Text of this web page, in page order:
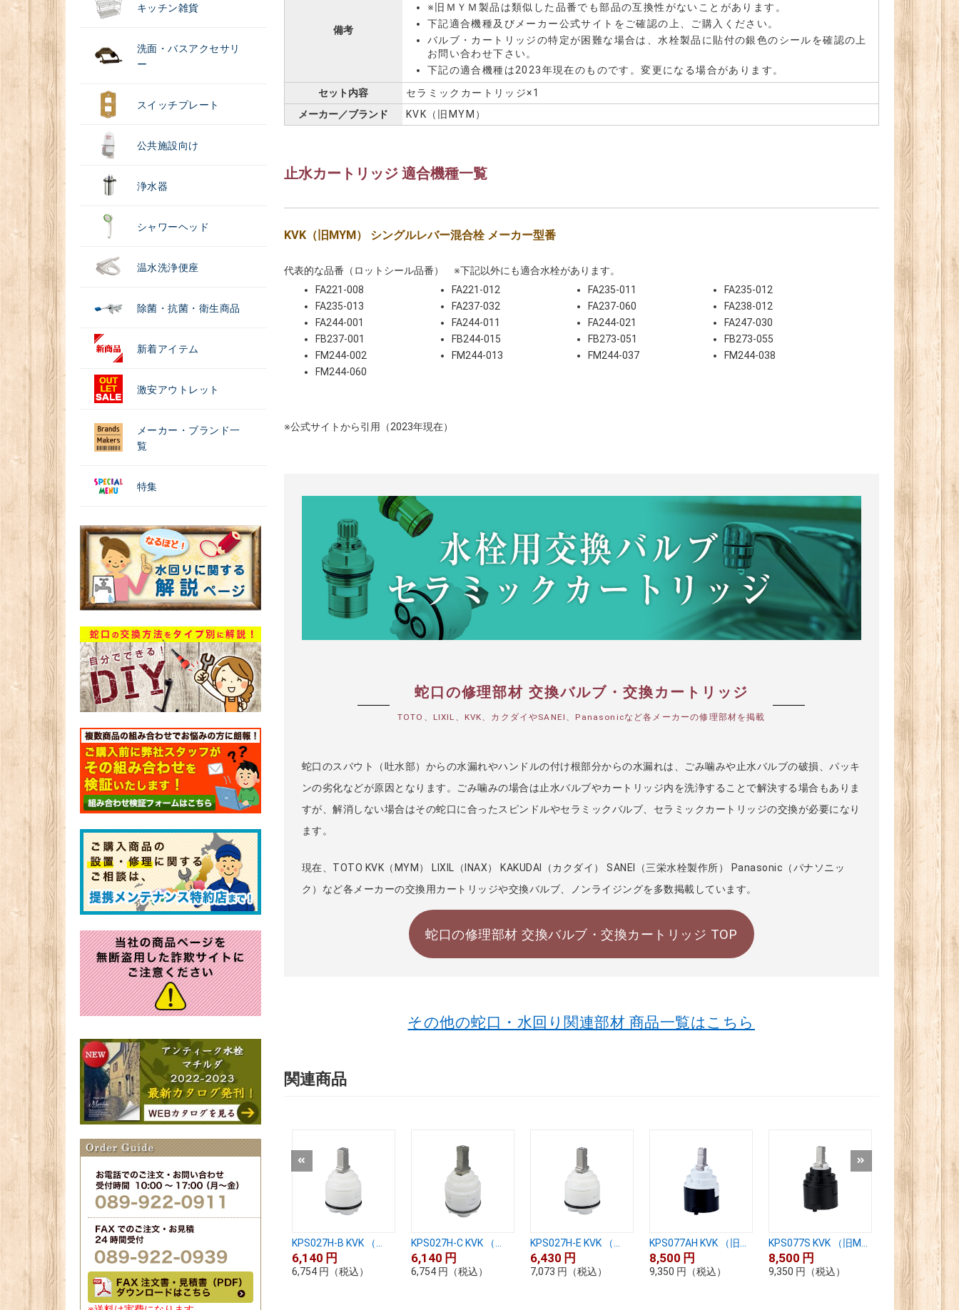
キッチン雑貨
洗面・バスアクセサリ
ー
スイッチプレート
公共施設向け
浄水器
シャワーヘッド
温水洗浄便座
除菌・抗菌・衛生商品
新着アイテム
激安アウトレット
メーカー・ブランド一
覧
特集
備考
※旧ＭＹＭ製品は類似した品番でも部品の互換性がないことがあります。
下記適合機種及びメーカー公式サイトをご確認の上、ご購入ください。
バルブ・カートリッジの特定が困難な場合は、水栓製品に貼付の銀色のシールを確認の上
お問い合わせ下さい。
下記の適合機種は2023年現在のものです。変更になる場合があります。
セット内容
セラミックカートリッジ×1
メーカー／ブランド
KVK（旧MYM）
止水カートリッジ 適合機種一覧
KVK（旧MYM） シングルレバー混合栓 メーカー型番
代表的な品番（ロットシール品番） ※下記以外にも適合水栓があります。
FA221-008
FA221-012 FA235-011
FA235-012
FA235-013
FA237-032 FA237-060
FA238-012
FA244-001
FA244-011 FA244-021
FA247-030
FB237-001
FB244-015 FB273-051
FB273-055
FM244-002
FM244-013 FM244-037
FM244-038
FM244-060
※公式サイトから引用（2023年現在）
蛇口の修理部材 交換バルブ・交換カートリッジ
TOTO、LIXIL、KVK、カクダイやSANEI、Panasonicなど各メーカーの修理部材を掲載
蛇口のスパウト（吐水部）からの水漏れやハンドルの付け根部分からの水漏れは、ごみ噛みや止水バルブの破損、パッキ
ンの劣化などが原因となります。ごみ噛みの場合は止水バルブやカートリッジ内を洗浄することで解決する場合もありま
すが、解消しない場合はその蛇口に合ったスピンドルやセラミックバルブ、セラミックカートリッジの交換が必要になり
ます。
現在、TOTO KVK（MYM） LIXIL（INAX） KAKUDAI（カクダイ） SANEI（三栄水栓製作所） Panasonic（パナソニッ
ク）など各メーカーの交換用カートリッジや交換バルブ、ノンライジングを多数掲載しています。
蛇口の修理部材 交換バルブ・交換カートリッジ TOP
その他の蛇口・水回り関連部材 商品一覧はこちら
関連商品
KPS027H-B KVK （...
6,140 円
6,754 円 （税込）
KPS027H-C KVK （...
6,140 円
6,754 円 （税込）
KPS027H-E KVK （...
6,430 円
7,073 円 （税込）
KPS077AH KVK （旧...
8,500 円
9,350 円 （税込）
KPS077S KVK （旧M...
8,500 円
9,350 円 （税込）
PZKM110A
7,800 円
8,580 （税込